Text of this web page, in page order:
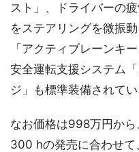
スト」、ドライバーの
をステアリングを微振
「アクティブレーンキ
安全運転支援システム
ジ」も標準装備されてい
なお価格は998万円か
300 hの発売に合わせ